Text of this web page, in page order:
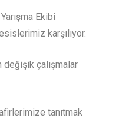
Ekibi
karşılıyor.
çalışmalar
tanıtmak